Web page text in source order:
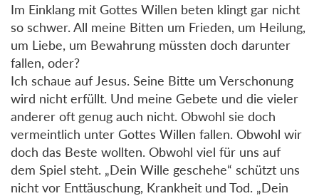
Im Einklang mit Gottes Willen beten klingt gar nicht
so schwer. All meine Bitten um Frieden, um Heilung,
um Liebe, um Bewahrung müssten doch darunter
fallen, oder?
Ich schaue auf Jesus. Seine Bitte um Verschonung
wird nicht erfüllt. Und meine Gebete und die vieler
anderer oft genug auch nicht. Obwohl sie doch
vermeintlich unter Gottes Willen fallen. Obwohl wir
doch das Beste wollten. Obwohl viel für uns auf
dem Spiel steht. „Dein Wille geschehe“ schützt uns
nicht vor Enttäuschung, Krankheit und Tod. „Dein